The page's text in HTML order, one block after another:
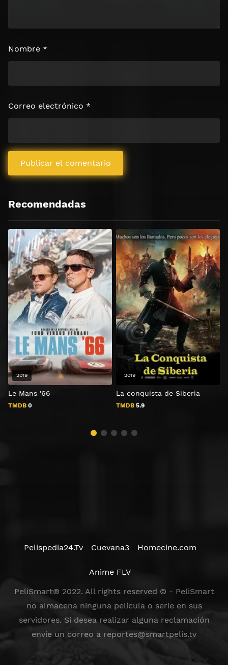
Nombre *
Correo electrónico *
Recomendadas
Le Mans '66
TMDB 0
2019
La conquista de Siberia
TMDB 5.9
2019
Pelispedia24.Tv Cuevana3 Homecine.com
Anime FLV
PeliSmart® 2022. All rights reserved © - PeliSmart
no almacena ninguna película o serie en sus
servidores. Si desea realizar alguna reclamación
envíe un correo a reportes@smartpelis.tv